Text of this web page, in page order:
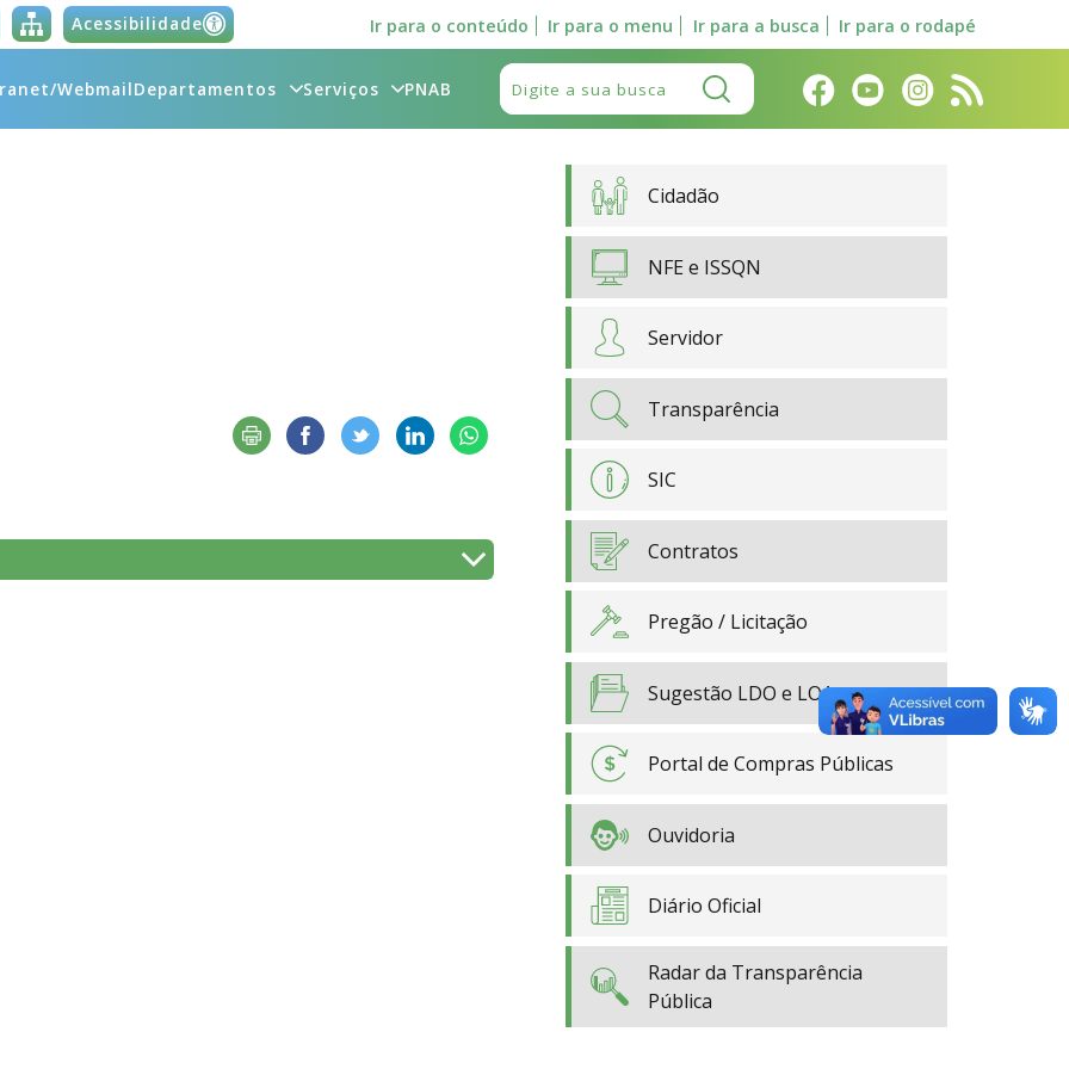
Acessibilidade Ir para o conteúdo Ir para o menu Ir para a busca Ir para o rodapé
WebmailDepartamentos Serviços PNAB Pesquisar:
Cidadão
NFE e ISSQN
Servidor
Transparência
SIC
Contratos
Pregão / Licitação
Sugestão LDO e LOA
Portal de Compras Públicas
Ouvidoria
Diário Oficial
Radar da Transparência
Pública